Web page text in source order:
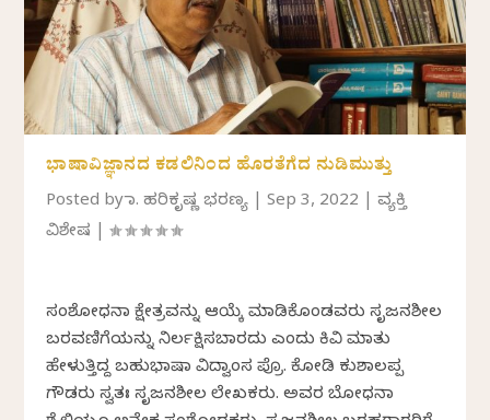
ಭಾಷಾವಿಜ್ಞಾನದ ಕಡಲಿನಿಂದ ಹೊರತೆಗೆದ ನುಡಿಮುತ್ತು
Posted byಡಾ. ಹರಿಕೃಷ್ಣ ಭರಣ್ಯ |Sep 3, 2022 |ವ್ಯಕ್ತಿ
ವಿಶೇಷ |
ಸಂಶೋಧನಾ ಕ್ಷೇತ್ರವನ್ನು ಆಯ್ಕೆ ಮಾಡಿಕೊಂಡವರು ಸೃಜನಶೀಲ
ಬರವಣಿಗೆಯನ್ನು ನಿರ್ಲಕ್ಷಿಸಬಾರದು ಎಂದು ಕಿವಿ ಮಾತು
ಹೇಳುತ್ತಿದ್ದ ಬಹುಭಾಷಾ ವಿದ್ವಾಂಸ ಪ್ರೊ. ಕೋಡಿ ಕುಶಾಲಪ್ಪ
ಗೌಡರು ಸ್ವತಃ ಸೃಜನಶೀಲ ಲೇಖಕರು. ಅವರ ಬೋಧನಾ